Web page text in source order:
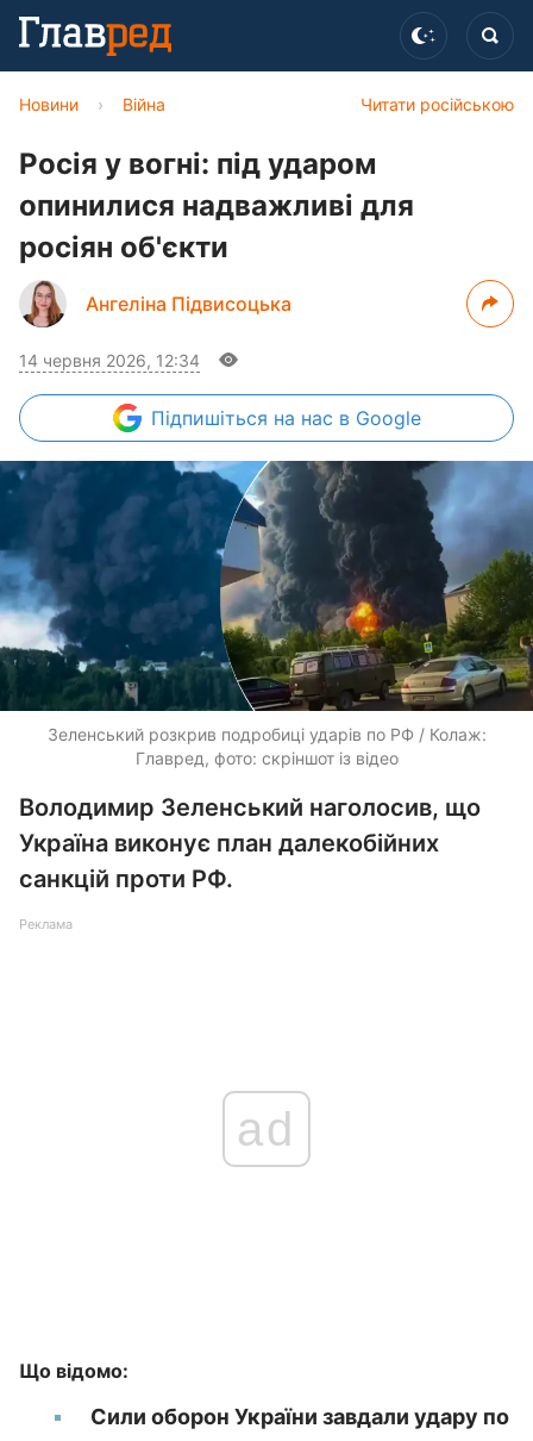
Читати російською
Новини › Війна
Росія у вогні: під ударом
опинилися надважливі для
росіян об'єкти
Ангеліна Підвисоцька
14 червня 2026, 12:34
Підпишіться на нас в Google
Зеленський розкрив подробиці ударів по РФ / Колаж:
Главред, фото: скріншот із відео
Володимир Зеленський наголосив, що
Україна виконує план далекобійних
санкцій проти РФ.
Реклама
ad
Що відомо:
Сили оборон України завдали удару по